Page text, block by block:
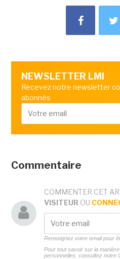
NEWSLETTER LMI
Recevez notre newsletter
abonnés
Commentaire
COMMENTER CET
VISITEUR OU
Renseignez votre email pour
Pour tout savoir sur la
personnelles, consultez notre